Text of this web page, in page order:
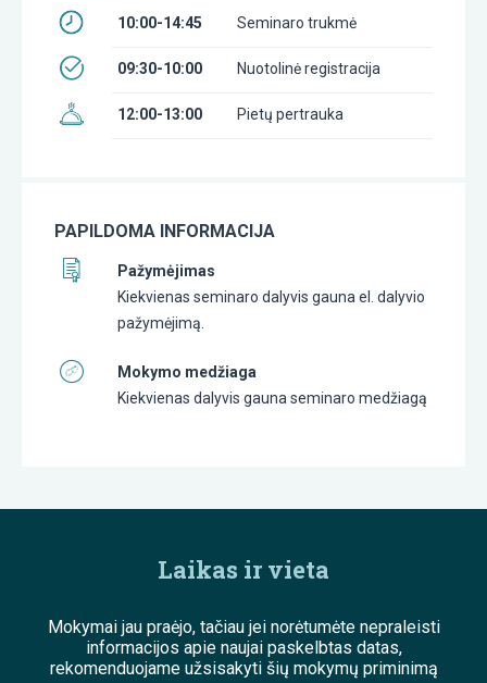
10:00-14:45 Seminaro trukmė
09:30-10:00 Nuotolinė registracija
12:00-13:00 Pietų pertrauka
PAPILDOMA INFORMACIJA
Pažymėjimas
Kiekvienas seminaro dalyvis gauna el. dalyvio
pažymėjimą.
Mokymo medžiaga
Kiekvienas dalyvis gauna seminaro medžiagą
Laikas ir vieta
Mokymai jau praėjo, tačiau jei norėtumėte nepraleisti
informacijos apie naujai paskelbtas datas,
rekomenduojame užsisakyti šių mokymų priminimą